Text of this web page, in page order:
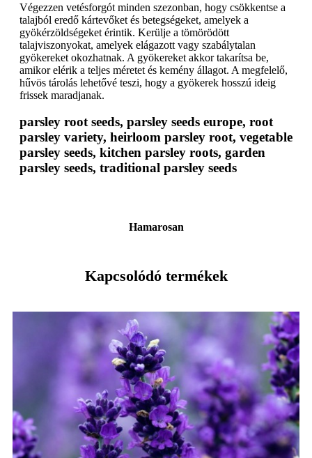
Végezzen vetésforgót minden szezonban, hogy csökkentse a
talajból eredő kártevőket és betegségeket, amelyek a
gyökérzöldségeket érintik. Kerülje a tömörödött
talajviszonyokat, amelyek elágazott vagy szabálytalan
gyökereket okozhatnak. A gyökereket akkor takarítsa be,
amikor elérik a teljes méretet és kemény állagot. A megfelelő,
hűvös tárolás lehetővé teszi, hogy a gyökerek hosszú ideig
frissek maradjanak.
parsley root seeds, parsley seeds europe, root
parsley variety, heirloom parsley root, vegetable
parsley seeds, kitchen parsley roots, garden
parsley seeds, traditional parsley seeds
Hamarosan
Kapcsolódó termékek